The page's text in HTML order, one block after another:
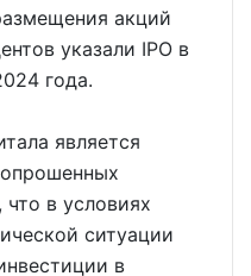
акций
указали IPO в
года.
является
в условиях
ситуации
в